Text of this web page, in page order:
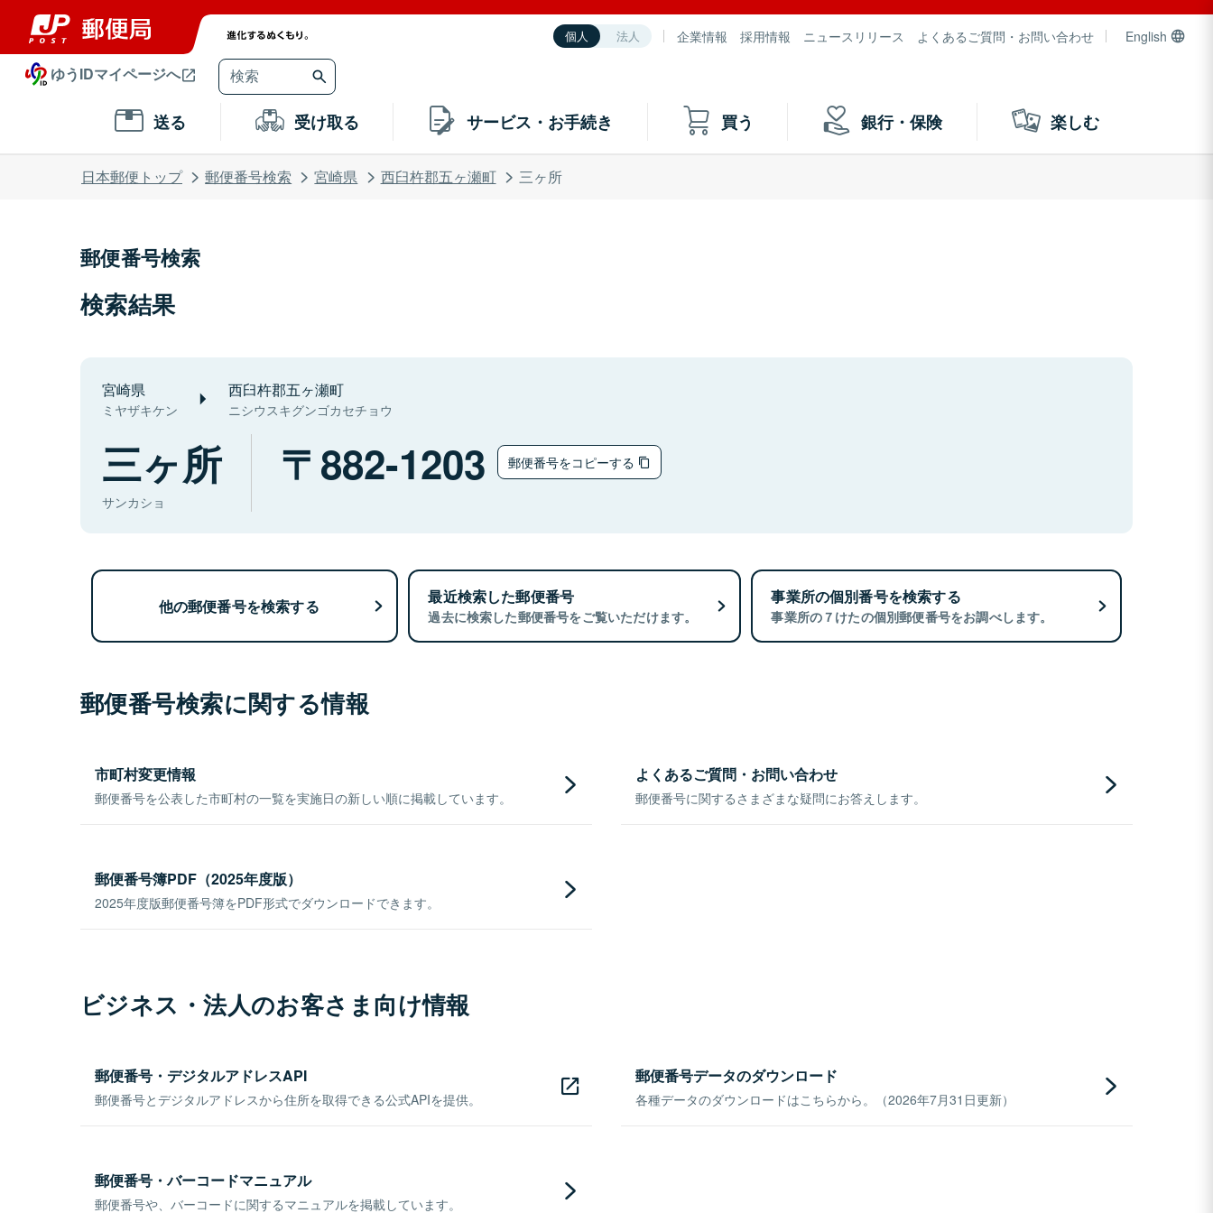
個人 法人 企業情報 採用情報 ニュースリリース よくあるご質問・お問い合わせ English
ゆうIDマイページへ
送る 受け取る サービス・お手続き 買う 銀行・保険 楽しむ
日本郵便トップ 郵便番号検索 宮崎県 西臼杵郡五ヶ瀬町 三ヶ所
郵便番号検索
検索結果
宮崎県
ミヤザキケン
西臼杵郡五ヶ瀬町
ニシウスキグンゴカセチョウ
三ヶ所
サンカショ
882-1203 郵便番号をコピーする
他の郵便番号を検索する 最近検索した郵便番号
過去に検索した郵便番号をご覧いただけます。
事業所の個別番号を検索する
事業所の７けたの個別郵便番号をお調べします。
郵便番号検索に関する情報
市町村変更情報
郵便番号を公表した市町村の一覧を実施日の新しい順に掲載しています。
よくあるご質問・お問い合わせ
郵便番号に関するさまざまな疑問にお答えします。
郵便番号簿PDF（2025年度版）
2025年度版郵便番号簿をPDF形式でダウンロードできます。
ビジネス・法人のお客さま向け情報
郵便番号・デジタルアドレスAPI
郵便番号とデジタルアドレスから住所を取得できる公式APIを提供。
郵便番号データのダウンロード
各種データのダウンロードはこちらから。（2026年7月31日更新）
郵便番号・バーコードマニュアル
郵便番号や、バーコードに関するマニュアルを掲載しています。